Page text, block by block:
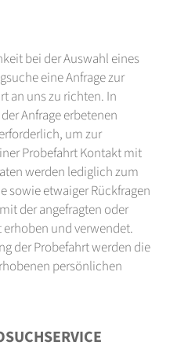
bei der Auswahl eines
eine Anfrage zur
an uns zu richten. In
Anfrage erbetenen
um zur
Probefahrt Kontakt mit
werden lediglich zum
sowie etwaiger Rückfragen
der angefragten oder
und verwendet.
der Probefahrt werden die
persönlichen